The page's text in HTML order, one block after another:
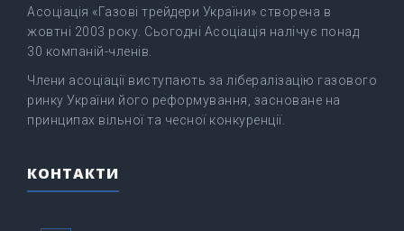
Асоціація «Газові трейдери України» створена в
жовтні 2003 року. Сьогодні Асоціація налічує понад
30 компаній-членів.
Члени асоціації виступають за лібералізацію газового
ринку України його реформування, засноване на
принципах вільної та чесної конкуренції.
КОНТАКТИ